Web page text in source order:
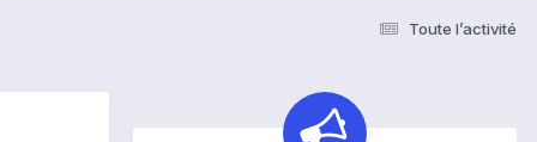
Toute l’activité